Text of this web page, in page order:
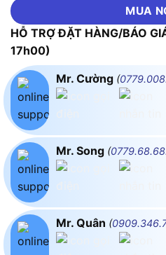
MUA
HỖ TRỢ ĐẶT HÀNG/BÁO
17h00)
Mr. Cường (
Mr. Song (
Mr. Quân (